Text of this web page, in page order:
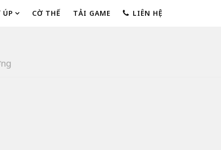
ÚP CỜ THẾ TẢI GAME LIÊN HỆ